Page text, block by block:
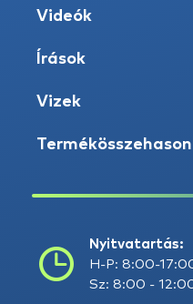
Videók
Írások
Vizek
Nyitvatartás:
H-P: 8:00-
Sz: 8:00 -